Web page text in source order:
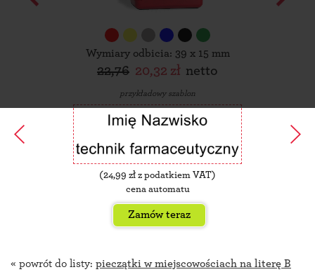
Wymiary odbicia: 39 x 15 mm
22,76 20,32 zł netto
przykładowy szablon
(24,99 zł z podatkiem VAT)
cena automatu
Zamów teraz
« powrót do listy: pieczątki w miejscowościach na literę B